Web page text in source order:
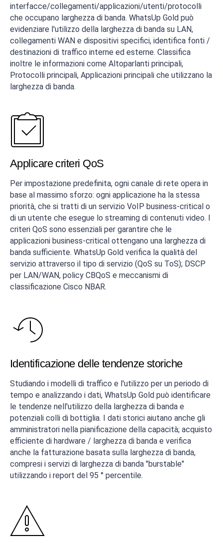
interfacce/collegamenti/applicazioni/utenti/protocolli
che occupano larghezza di banda. WhatsUp Gold può
evidenziare l'utilizzo della larghezza di banda su LAN,
collegamenti WAN e dispositivi specifici, identifica fonti /
destinazioni di traffico interne ed esterne. Classifica
inoltre le informazioni come Altoparlanti principali,
Protocolli principali, Applicazioni principali che utilizzano la
larghezza di banda.
Applicare criteri QoS
Per impostazione predefinita, ogni canale di rete opera in
base al massimo sforzo: ogni applicazione ha la stessa
priorità, che si tratti di un servizio VoIP business-critical o
di un utente che esegue lo streaming di contenuti video. I
criteri QoS sono essenziali per garantire che le
applicazioni business-critical ottengano una larghezza di
banda sufficiente. WhatsUp Gold verifica la qualità del
servizio attraverso il tipo di servizio (QoS su ToS); DSCP
per LAN/WAN, policy CBQoS e meccanismi di
classificazione Cisco NBAR.
Identificazione delle tendenze storiche
Studiando i modelli di traffico e l'utilizzo per un periodo di
tempo e analizzando i dati, WhatsUp Gold può identificare
le tendenze nell'utilizzo della larghezza di banda e
potenziali colli di bottiglia. I dati storici aiutano anche gli
amministratori nella pianificazione della capacità; acquisto
efficiente di hardware / larghezza di banda e verifica
anche la fatturazione basata sulla larghezza di banda,
compresi i servizi di larghezza di banda "burstable"
utilizzando i report del 95 ° percentile.